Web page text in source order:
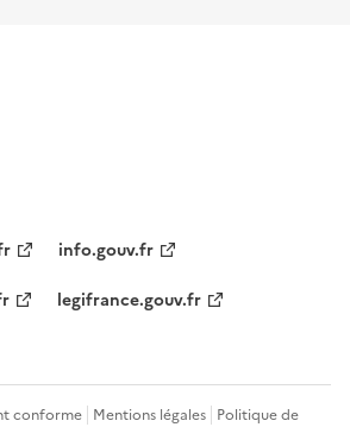
info.gouv.fr
legifrance.gouv.fr
conforme Mentions légales Politique de